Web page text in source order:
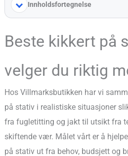
Innholdsfortegnelse
Beste kikkert på
velger du riktig
Hos Villmarksbutikken har vi
på stativ i realistiske situasjoner
fra fugletitting og jakt til utsikt fra
skiftende vær. Målet vårt er å
på stativ ut fra behov, budsjett og